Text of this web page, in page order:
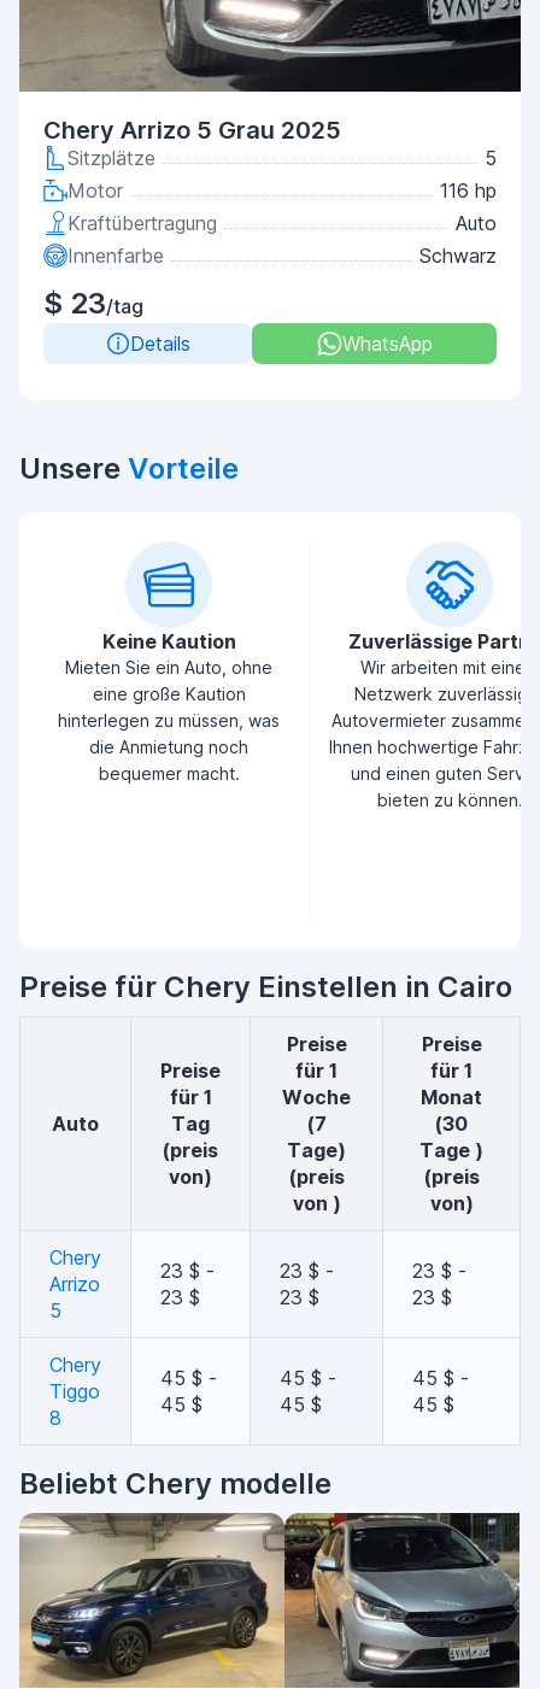
Chery Arrizo 5 Grau 2025
Sitzplätze
5
Motor
116 hp
Kraftübertragung
Auto
Innenfarbe
Schwarz
$ 23/tag
Details
WhatsApp
Unsere Vorteile
Keine Kaution
Mieten Sie ein Auto, ohne
eine große Kaution
hinterlegen zu müssen, was
die Anmietung noch
bequemer macht.
Zuverlässige
Wir arbeiten mit einem
Netzwerk
Autovermieter
Ihnen hochwertige
und einen guten
bieten zu können.
Preise für Chery Einstellen in Cairo
auto
Preise
für 1
Tag
(preis
von)
Preise
für 1
Woche
(7
Tage)
(preis
von )
Preise
für 1
Monat
(30
Tage )
(preis
von)
Chery
Arrizo
5
23 $ -
23 $
23 $ -
23 $
23 $ -
23 $
Chery
Tiggo
8
45 $ -
45 $
45 $ -
45 $
45 $ -
45 $
Beliebt Chery modelle